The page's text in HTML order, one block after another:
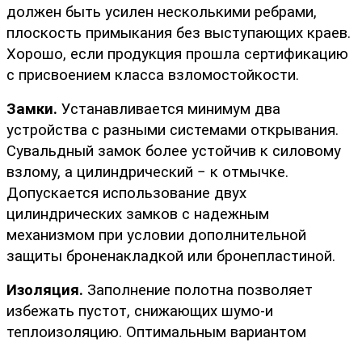
должен быть усилен несколькими ребрами,
плоскость примыкания без выступающих краев.
Хорошо, если продукция прошла сертификацию
с присвоением класса взломостойкости.
Замки. Устанавливается минимум два
устройства с разными системами открывания.
Сувальдный замок более устойчив к силовому
взлому, а цилиндрический − к отмычке.
Допускается использование двух
цилиндрических замков с надежным
механизмом при условии дополнительной
защиты броненакладкой или бронепластиной.
Изоляция. Заполнение полотна позволяет
избежать пустот, снижающих шумо-и
теплоизоляцию. Оптимальным вариантом